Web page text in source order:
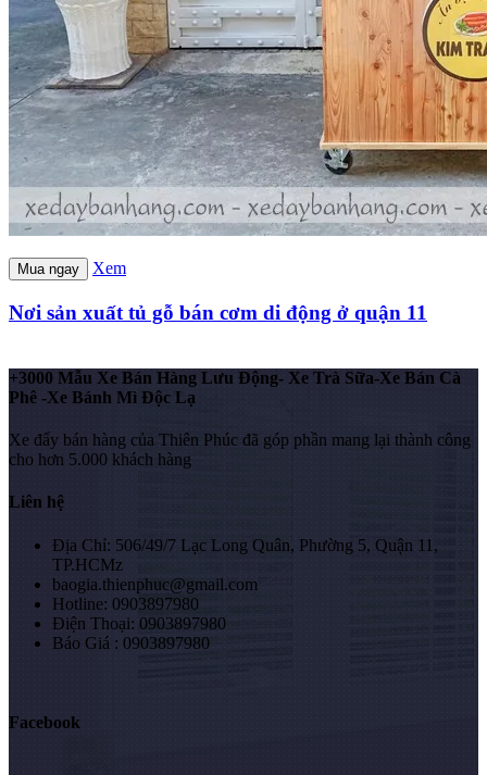
Mua ngay Xem
Nơi sản xuất tủ gỗ bán cơm di động ở quận 11
+3000 Mẫu Xe Bán Hàng Lưu Động- Xe Trà Sữa-Xe Bán Cà
Phê -Xe Bánh Mì Độc Lạ
Xe đẩy bán hàng của Thiên Phúc đã góp phần mang lại thành công
cho hơn 5.000 khách hàng
Liên hệ
Địa Chỉ: 506/49/7 Lạc Long Quân, Phường 5, Quận 11,
TP.HCMz
baogia.thienphuc@gmail.com
Hotline: 0903897980
Điện Thoại: 0903897980
Báo Giá : 0903897980
Facebook